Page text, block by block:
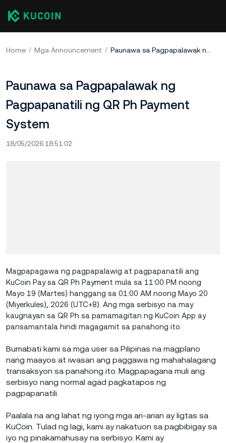
Home Mga Announcement Paunawa sa Pagpapalawak ng Pagpapanatili ng QR Ph Payment System
Paunawa sa Pagpapalawak ng
Pagpapanatili ng QR Ph Payment
System
18/05/2026 18:51:02
Magpapagawa ng pagpapalawig at pagpapanatili ang
KuCoin Pay sa QR Ph Payment mula sa 11:00 PM noong
Mayo 19 (Martes) hanggang sa 01:00 AM noong Mayo 20
(Miyerkules), 2026 (UTC+8). Ang mga serbisyo na may
kaugnayan sa QR Ph sa pamamagitan ng KuCoin App ay
pansamantala hindi magagamit sa panahong ito.
Bumabati kami sa mga user sa Pilipinas na magplano
nang maayos at iwasan ang paggawa ng mahahalagang
transaksyon sa panahong ito. Magpapagana muli ang
serbisyo nang normal agad pagkatapos ng
pagpapanatili.
Paalala na ang lahat ng iyong mga ari-arian ay ligtas sa
KuCoin. Tulad ng lagi, kami ay nakatuon sa pagbibigay sa
iyo ng pinakamahusay na serbisyo. Kami ay